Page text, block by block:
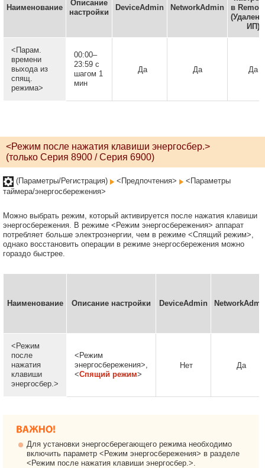
Наименование
Описание
настройки
DeviceAdmin NetworkAdmin
в
ИП)
<Парам.
времени
выхода из
спящ.
режима>
00:00–
23:59 с
шагом 1
мин
Да Да Да
<Режим после нажатия клавиши энергосбер.>
(только Серия 8900 / Серия 6900)
(Параметры/Регистрация) <Предпочтения>
<Параметры
таймера/энергосбережения>
Можно выбрать режим, который активируется после нажатия клавиши
энергосбережения. В режиме <Режим энергосбережения> аппарат
потребляет больше электроэнергии, чем в режиме <Спящий режим>,
однако восстановить операции в режиме энергосбережения можно
гораздо быстрее.
Наименование Описание настройки DeviceAdmin
<Режим
после
нажатия
клавиши
энергосбер.>
<Режим
энергосбережения>,
<Спящий режим>
Нет Да
Для установки энергосберегающего режима необходимо
включить параметр <Режим энергосбережения> в разделе
<Режим после нажатия клавиши энергосбер.>.